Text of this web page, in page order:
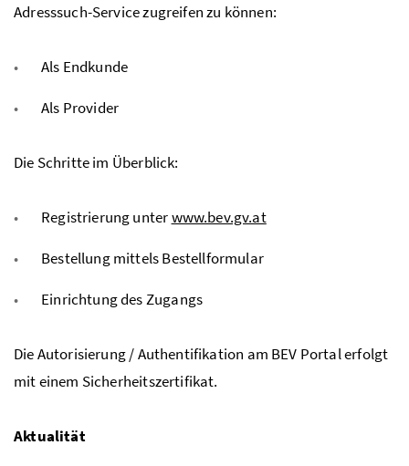
Adresssuch-Service zugreifen zu können:
Als Endkunde
Als Provider
Die Schritte im Überblick:
Registrierung unterwww.bev.gv.at
Bestellung mittels Bestellformular
Einrichtung des Zugangs
Die Autorisierung / Authentifikation am BEV Portal erfolgt
mit einem Sicherheitszertifikat.
Aktualität